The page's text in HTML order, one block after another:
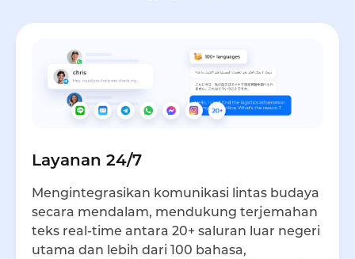
Layanan 24/7
Mengintegrasikan komunikasi lintas budaya
secara mendalam, mendukung terjemahan
teks real-time antara 20+ saluran luar negeri
utama dan lebih dari 100 bahasa,